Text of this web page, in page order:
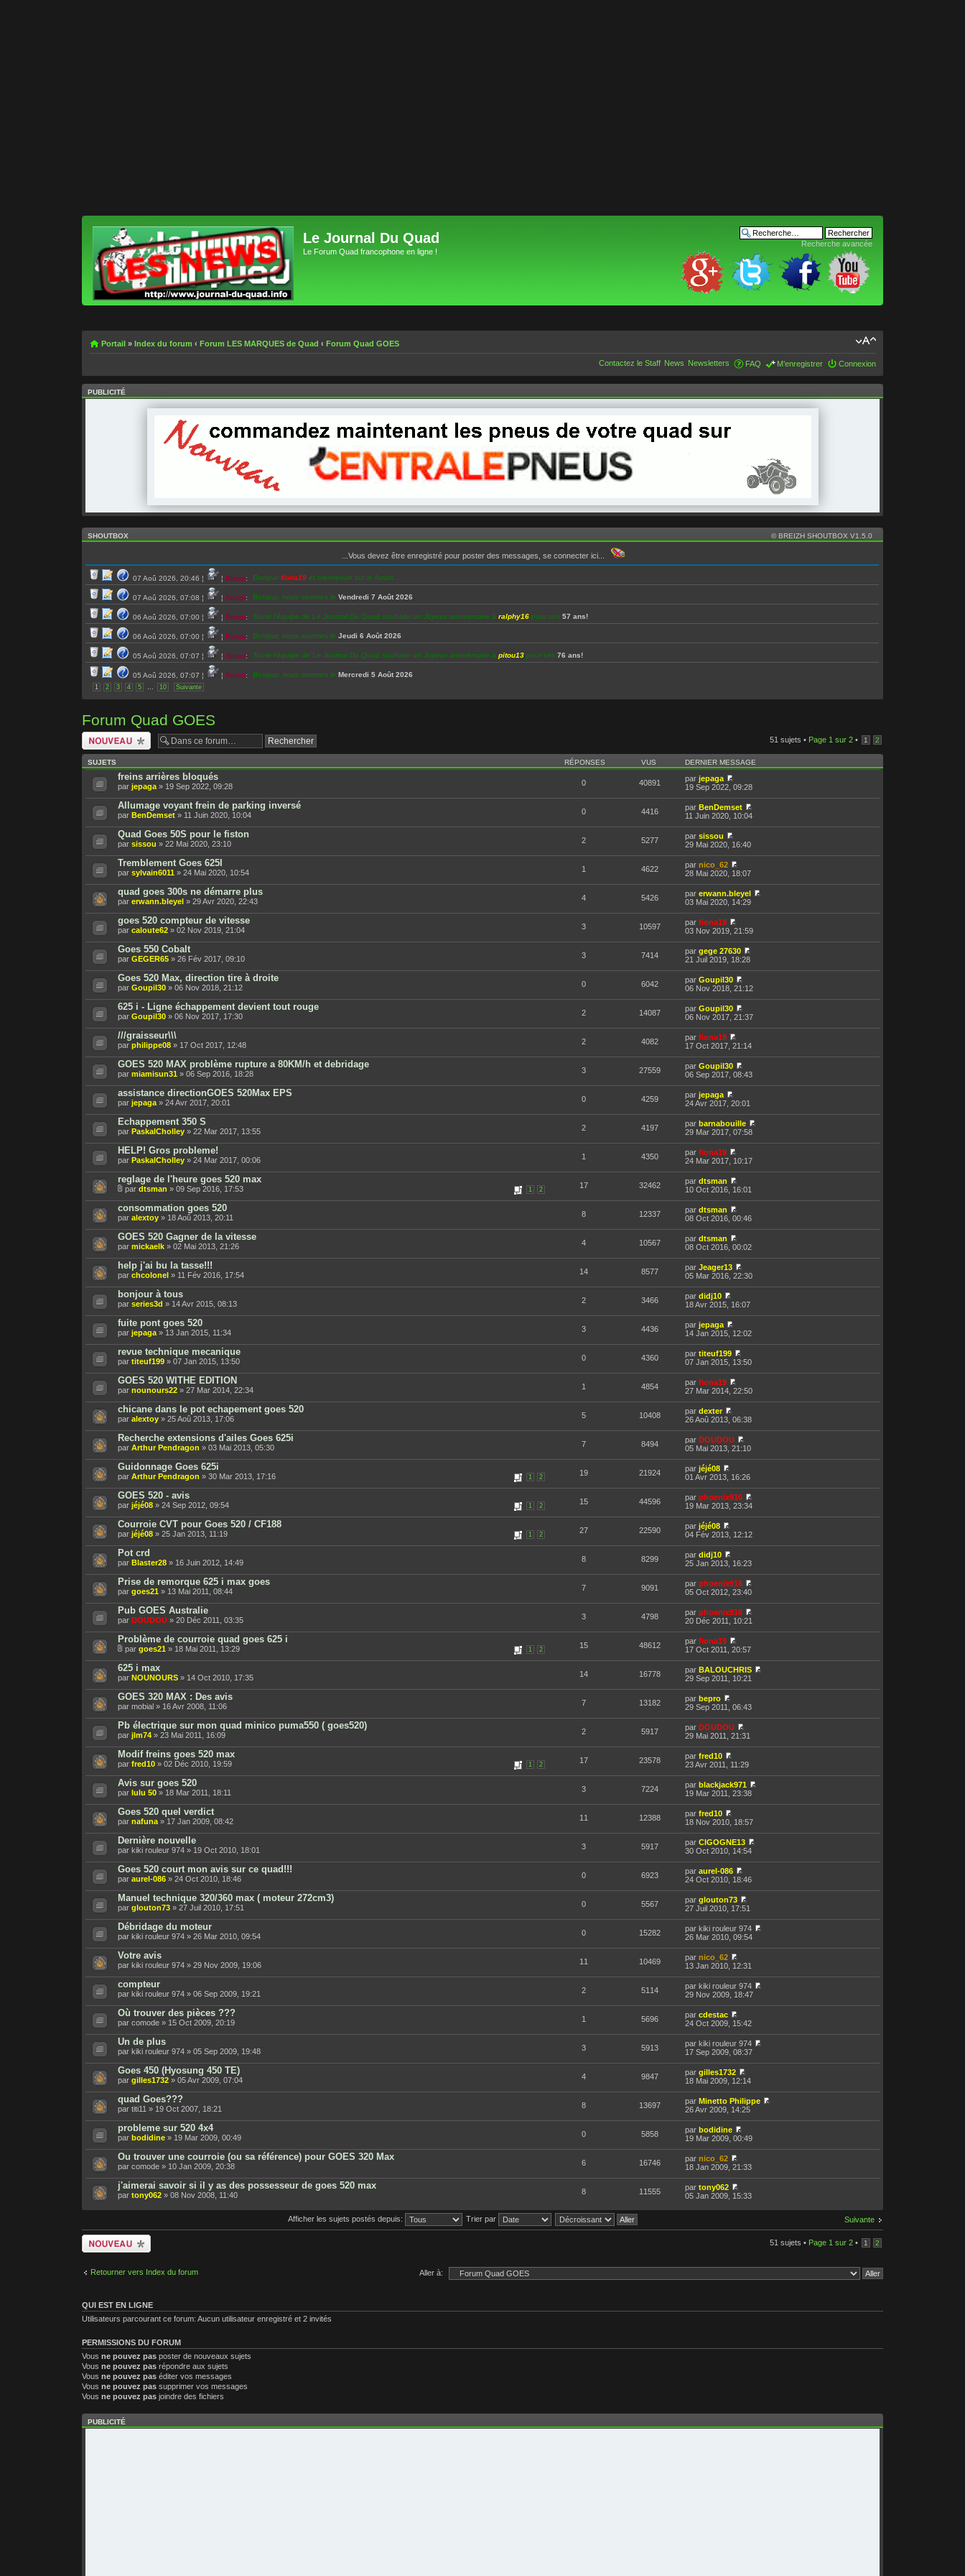
Le Journal Du Quad
Le Forum Quad francophone en ligne !
Recherche avancée
Portail »Index du forum ‹ Forum LES MARQUES de Quad ‹ Forum Quad GOES
Contactez le Staff News Newsletters FAQ M’enregistrer Connexion
PUBLICITÉ
SHOUTBOX © BREIZH SHOUTBOX V1.5.0
...Vous devez être enregistré pour poster des messages, se connecter ici...
07 Aoû 2026, 20:46 ¦ ¦Robot: Bonjourfiona19 et bienvenue sur le forum...
07 Aoû 2026, 07:08 ¦ ¦Robot: Bonjour, nous sommes leVendredi 7 Août 2026
06 Aoû 2026, 07:00 ¦ ¦Robot: Toute l’équipe de Le Journal Du Quad souhaite un Joyeux anniversaire àralphy16 pour ses57 ans!
06 Aoû 2026, 07:00 ¦ ¦Robot: Bonjour, nous sommes leJeudi 6 Août 2026
05 Aoû 2026, 07:07 ¦ ¦Robot: Toute l’équipe de Le Journal Du Quad souhaite un Joyeux anniversaire àpitou13 pour ses76 ans!
05 Aoû 2026, 07:07 ¦ ¦Robot: Bonjour, nous sommes leMercredi 5 Août 2026
04 Aoû 2026, 07:01¦
03 Aoû 2026, 07:14¦ ¦Robot: Bonjour, nous sommes le
02 Aoû 2026, 07:13¦ ¦Robot:
02 Aoû 2026, 07:13¦ ¦Robot: Bonjour, nous sommes leDimanche 2 Août 2026
01 Aoû 2026, 07:04¦ ¦Robot
31 Juil 2026, 07:18¦ ¦Robot: Toute l’équipe de Le Journal Du Quad souhaite un Joyeux anniversaire à
31 Juil 2026, 07:18 Robot Bonjour, nous sommes leVendredi 31 Juillet 2026
30 Juil 2026, 07:02 ¦ ¦Robot:
30 Juil 2026, 07:02¦ ¦ Robot : Toute l’équipe de Le Journal Du Quad souhaite un Joyeux anniversaire à
30 Juil 2026, 07:02 Robot
29 Juil 2026, 07:07¦ ¦ Robot: 46 ans!
29 Juil 2026, 07:07
1 2 3 4 5 10 Suivante
Forum Quad GOES
Écrire un nouveau
sujet
51 sujets • Page 1 sur 2• 1 2
SUJETS RÉPONSES VUS DERNIER MESSAGE
freins arrières bloqués
parjepaga » 19 Sep 2022, 09:28 0 40891 parjepaga
19 Sep 2022, 09:28
Allumage voyant frein de parking inversé
parBenDemset » 11 Juin 2020, 10:04 0 4416 parBenDemset
11 Juin 2020, 10:04
Quad Goes 50S pour le fiston
parsissou » 22 Mai 2020, 23:10 2 5277 parsissou
29 Mai 2020, 16:40
Tremblement Goes 625I
parsylvain6011 » 24 Mai 2020, 10:54 1 4622 parnico_62
28 Mai 2020, 18:07
quad goes 300s ne démarre plus
parerwann.bleyel » 29 Avr 2020, 22:43 4 5426 parerwann.bleyel
03 Mai 2020, 14:29
goes 520 compteur de vitesse
parcaloute62 » 02 Nov 2019, 21:04 3 10597 parfiona19
03 Nov 2019, 21:59
Goes 550 Cobalt
parGEGER65 » 26 Fév 2017, 09:10 3 7414 pargege 27630
21 Juil 2019, 18:28
Goes 520 Max, direction tire à droite
parGoupil30 » 06 Nov 2018, 21:12 0 6042 parGoupil30
06 Nov 2018, 21:12
625 i - Ligne échappement devient tout rouge
parGoupil30 » 06 Nov 2017, 17:30 2 14087 parGoupil30
06 Nov 2017, 21:37
///graisseur\\\
parphilippe08 » 17 Oct 2017, 12:48 2 4082 parfiona19
17 Oct 2017, 21:14
GOES 520 MAX problème rupture a 80KM/h et debridage
parmiamisun31 » 06 Sep 2016, 18:28 3 27559 parGoupil30
06 Sep 2017, 08:43
assistance directionGOES 520Max EPS
parjepaga » 24 Avr 2017, 20:01 0 4259 parjepaga
24 Avr 2017, 20:01
Echappement 350 S
parPaskalCholley » 22 Mar 2017, 13:55 2 4197 parbarnabouille
29 Mar 2017, 07:58
HELP! Gros probleme!
parPaskalCholley » 24 Mar 2017, 00:06 1 4350 parfiona19
24 Mar 2017, 10:17
reglage de l'heure goes 520 max
1 2
pardtsman » 09 Sep 2016, 17:53 17 32462 pardtsman
10 Oct 2016, 16:01
consommation goes 520
paralextoy » 18 Aoû 2013, 20:11 8 12337 pardtsman
08 Oct 2016, 00:46
GOES 520 Gagner de la vitesse
parmickaelk » 02 Mai 2013, 21:26 4 10567 pardtsman
08 Oct 2016, 00:02
help j'ai bu la tasse!!!
parchcolonel » 11 Fév 2016, 17:54 14 8577 parJeager13
05 Mar 2016, 22:30
bonjour à tous
parseries3d » 14 Avr 2015, 08:13 2 3466 pardidj10
18 Avr 2015, 16:07
fuite pont goes 520
parjepaga » 13 Jan 2015, 11:34 3 4436 parjepaga
14 Jan 2015, 12:02
revue technique mecanique
partiteuf199 » 07 Jan 2015, 13:50 0 4360 partiteuf199
07 Jan 2015, 13:50
GOES 520 WITHE EDITION
parnounours22 » 27 Mar 2014, 22:34 1 4854 parfiona19
27 Mar 2014, 22:50
chicane dans le pot echapement goes 520
paralextoy » 25 Aoû 2013, 17:06 5 10408 pardexter
26 Aoû 2013, 06:38
Recherche extensions d'ailes Goes 625i
parArthur Pendragon » 03 Mai 2013, 05:30 7 8494 parDOUDOU
05 Mai 2013, 21:10
Guidonnage Goes 625i
1 2
parArthur Pendragon » 30 Mar 2013, 17:16 19 21924 parjéjé08
01 Avr 2013, 16:26
GOES 520 - avis
1 2
parjéjé08 » 24 Sep 2012, 09:54 15 44596 parphoenix916
19 Mar 2013, 23:34
Courroie CVT pour Goes 520 / CF188
1 2
parjéjé08 » 25 Jan 2013, 11:19 27 22590 parjéjé08
04 Fév 2013, 12:12
Pot crd
parBlaster28 » 16 Juin 2012, 14:49 8 8299 pardidj10
25 Jan 2013, 16:23
Prise de remorque 625 i max goes
pargoes21 » 13 Mai 2011, 08:44 7 9091 parphoenix916
05 Oct 2012, 23:40
Pub GOES Australie
parDOUDOU » 20 Déc 2011, 03:35 3 4798 parphoenix916
20 Déc 2011, 10:21
Problème de courroie quad goes 625 i
1 2
pargoes21 » 18 Mai 2011, 13:29 15 48612 parfiona19
17 Oct 2011, 20:57
625 i max
parNOUNOURS » 14 Oct 2010, 17:35 14 16778 parBALOUCHRIS
29 Sep 2011, 10:21
GOES 320 MAX : Des avis
par mobial » 16 Avr 2008, 11:06 7 13182 parbepro
29 Sep 2011, 06:43
Pb électrique sur mon quad minico puma550 ( goes520)
parjlm74 » 23 Mai 2011, 16:09 2 5917 parDOUDOU
29 Mai 2011, 21:31
Modif freins goes 520 max
1 2
parfred10 » 02 Déc 2010, 19:59 17 23578 parfred10
23 Avr 2011, 11:29
Avis sur goes 520
parlulu 50 » 18 Mar 2011, 18:11 3 7224 parblackjack971
19 Mar 2011, 23:38
Goes 520 quel verdict
parnafuna » 17 Jan 2009, 08:42 11 12388 parfred10
18 Nov 2010, 18:57
Dernière nouvelle
par kiki rouleur 974 » 19 Oct 2010, 18:01 3 5917 parCIGOGNE13
30 Oct 2010, 14:54
Goes 520 court mon avis sur ce quad!!!
paraurel-086 » 24 Oct 2010, 18:46 0 6923 paraurel-086
24 Oct 2010, 18:46
Manuel technique 320/360 max ( moteur 272cm3)
parglouton73 » 27 Juil 2010, 17:51 0 5567 parglouton73
27 Juil 2010, 17:51
Débridage du moteur
par kiki rouleur 974 » 26 Mar 2010, 09:54 0 15282
par kiki rouleur 974
26 Mar 2010, 09:54
Votre avis
par kiki rouleur 974 » 29 Nov 2009, 19:06 11 10469 parnico_62
13 Jan 2010, 12:31
compteur
par kiki rouleur 974 » 06 Sep 2009, 19:21 2 5114
par kiki rouleur 974
29 Nov 2009, 18:47
Où trouver des pièces ???
par comode » 15 Oct 2009, 20:19 1 5696 parcdestac
24 Oct 2009, 15:42
Un de plus
par kiki rouleur 974 » 05 Sep 2009, 19:48 3 5913
par kiki rouleur 974
17 Sep 2009, 08:37
Goes 450 (Hyosung 450 TE)
pargilles1732 » 05 Avr 2009, 07:04 4 9847 pargilles1732
18 Mai 2009, 12:14
quad Goes???
par titi11 » 19 Oct 2007, 18:21 8 13697 parMinetto Philippe
26 Avr 2009, 14:25
probleme sur 520 4x4
parbodidine » 19 Mar 2009, 00:49 0 5858 parbodidine
19 Mar 2009, 00:49
Ou trouver une courroie (ou sa référence) pour GOES 320 Max
par comode » 10 Jan 2009, 20:38 6 16746 parnico_62
18 Jan 2009, 21:33
j'aimerai savoir si il y as des possesseur de goes 520 max
partony062 » 08 Nov 2008, 11:40 8 11555 partony062
05 Jan 2009, 15:33
Suivante
Afficher les sujets postés depuis: Trier par
Écrire un nouveau
sujet
51 sujets • Page 1 sur 2• 1 2
Retourner vers Index du forum Aller à:
QUI EST EN LIGNE
Utilisateurs parcourant ce forum: Aucun utilisateur enregistré et 2 invités
PERMISSIONS DU FORUM
Vousne pouvez pas poster de nouveaux sujets
Vousne pouvez pas répondre aux sujets
Vousne pouvez pas éditer vos messages
Vousne pouvez pas supprimer vos messages
Vousne pouvez pas joindre des fichiers
PUBLICITÉ